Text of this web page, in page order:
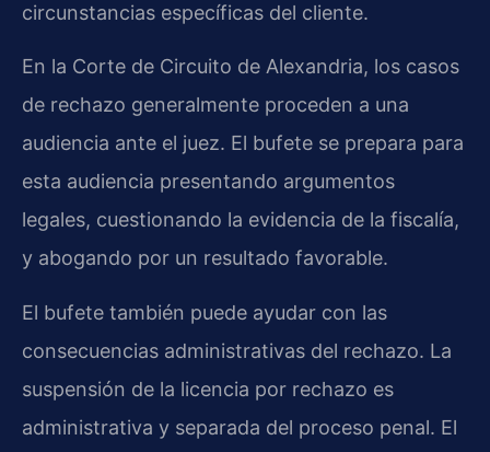
circunstancias específicas del cliente.
En la Corte de Circuito de Alexandria, los casos
de rechazo generalmente proceden a una
audiencia ante el juez. El bufete se prepara para
esta audiencia presentando argumentos
legales, cuestionando la evidencia de la fiscalía,
y abogando por un resultado favorable.
El bufete también puede ayudar con las
consecuencias administrativas del rechazo. La
suspensión de la licencia por rechazo es
administrativa y separada del proceso penal. El